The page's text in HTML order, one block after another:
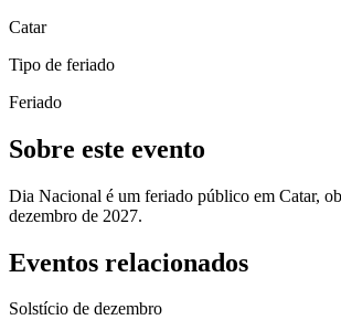
Catar
Tipo de feriado
Feriado
Sobre este evento
Dia Nacional é um feriado público em Catar,
dezembro de 2027.
Eventos relacionados
Solstício de dezembro